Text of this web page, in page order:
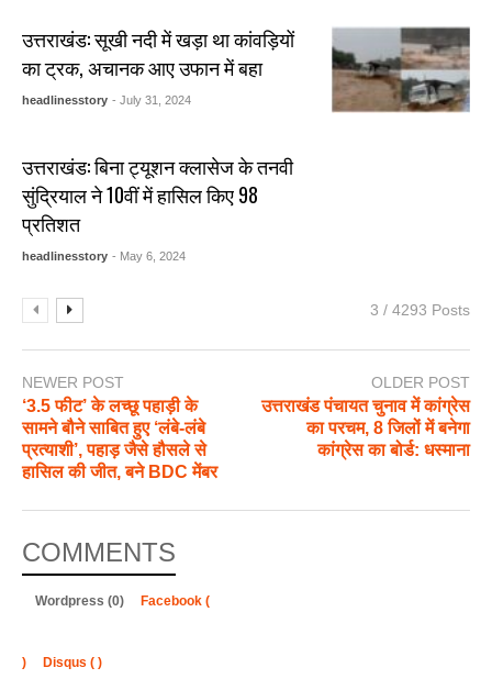
उत्तराखंड: सूखी नदी में खड़ा था कांवड़ियों
का ट्रक, अचानक आए उफान में बहा
headlinesstory - July 31, 2024
उत्तराखंड: बिना ट्यूशन क्लासेज के तनवी
सुंद्रियाल ने 10वीं में हासिल किए 98
प्रतिशत
headlinesstory - May 6, 2024
3 / 4293 Posts
NEWER POST
‘3.5 फीट’ के लच्छू पहाड़ी के
सामने बौने साबित हुए ‘लंबे-लंबे
प्रत्याशी’, पहाड़ जैसे हौसले से
हासिल की जीत, बने BDC मेंबर
OLDER POST
उत्तराखंड पंचायत चुनाव में कांग्रेस
का परचम, 8 जिलों में बनेगा
कांग्रेस का बोर्ड: धस्माना
COMMENTS
Wordpress (0) Facebook (
) Disqus ( )